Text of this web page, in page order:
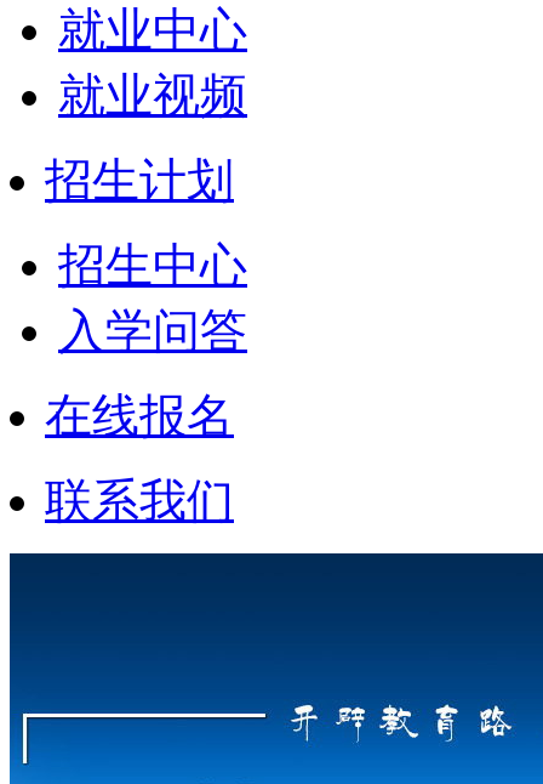
就业中心
就业视频
招生计划
招生中心
入学问答
在线报名
联系我们